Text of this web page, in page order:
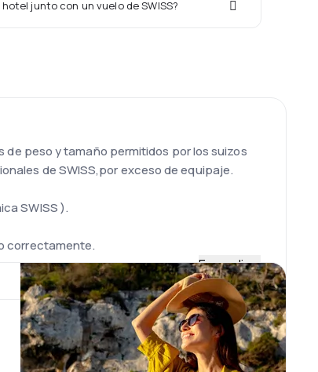
junto con un vuelo de SWISS?
de peso y tamaño permitidos por los suizos
de SWISS,por exceso de equipaje.
SWISS ).
correctamente.
100. SWISSAIR tiene cerca de 90
en Zurich- Kloten. El aeropuerto tiene una
Expandir